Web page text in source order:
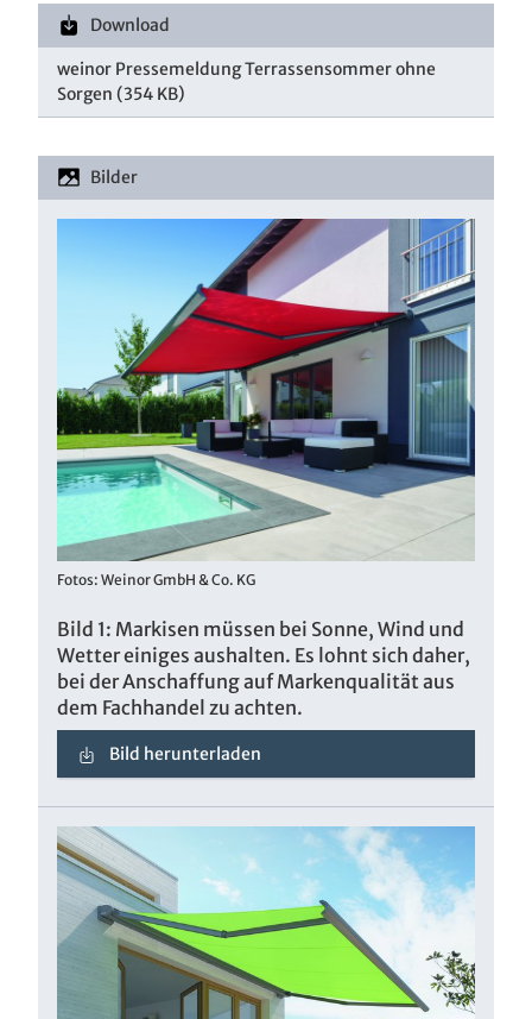
Download
weinor Pressemeldung Terrassensommer ohne
Sorgen (354 KB)
Bilder
Fotos: Weinor GmbH & Co. KG
Bild 1: Markisen müssen bei Sonne, Wind und
Wetter einiges aushalten. Es lohnt sich daher,
bei der Anschaffung auf Markenqualität aus
dem Fachhandel zu achten.
Bild herunterladen